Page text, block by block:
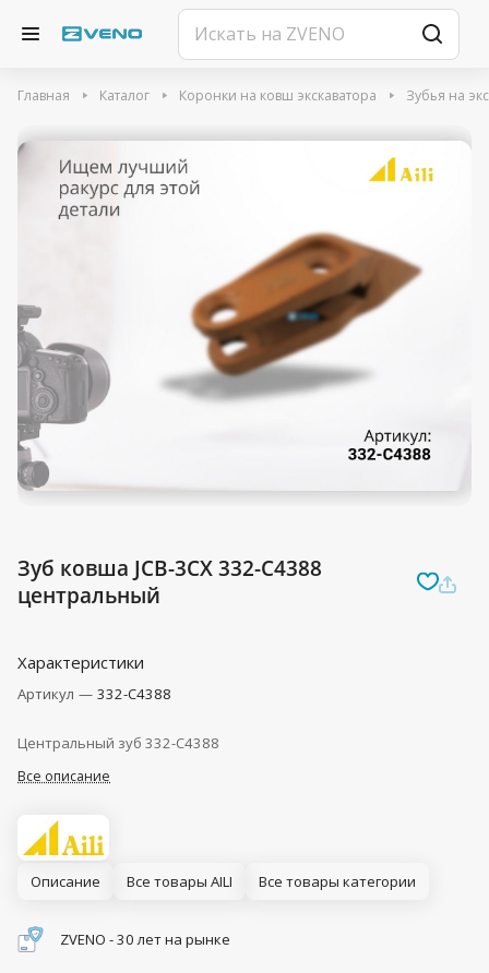
Главная Каталог Коронки на ковш экскаватора Зубья на
Зуб ковша JCB-3CX 332-C4388
центральный
Характеристики
Артикул — 332-C4388
Центральный зуб 332-C4388
Все описание
Описание Все товары AILI Все товары категории
ZVENO - 30 лет на рынке